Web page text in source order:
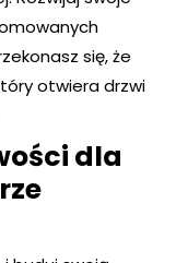
się, że
otwiera drzwi
dla